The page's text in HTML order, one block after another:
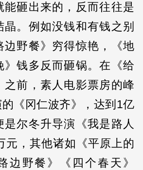
能砸出来的，反而往往是
晶。例如没钱和有钱之别
边野餐》穷得惊艳，《地
》钱多反而砸锅。在《给
之前，素人电影票房的峰
《冈仁波齐》，达到1亿
是尔冬升导演《我是路人
元，其他诸如《平原上的
边野餐》《四个春天》